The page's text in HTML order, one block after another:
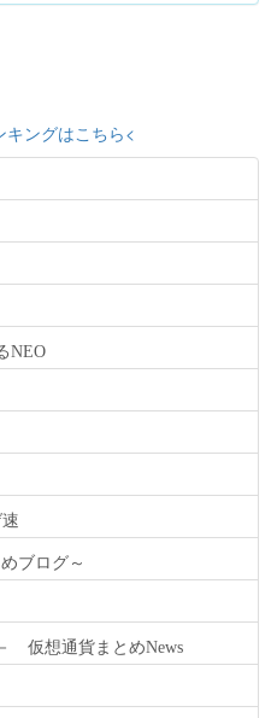
キングはこちら<
NEO
ブログ～
仮想通貨まとめNews